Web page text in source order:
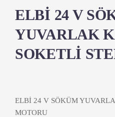
ELBİ 24 V
YUVARLAK
SOKETLİ
ELBİ 24 V SÖKÜM
MOTORU